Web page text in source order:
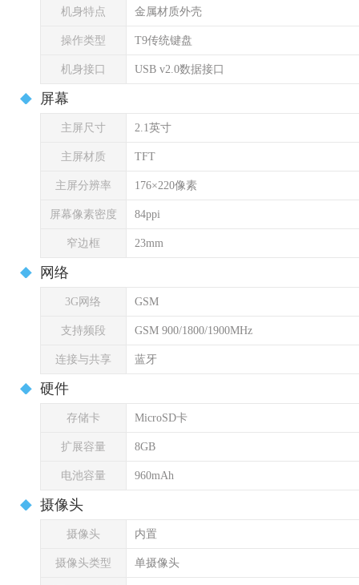
机身特点 金属材质外壳
操作类型 T9传统键盘
机身接口 USB v2.0数据接口
屏幕
主屏尺寸 2.1英寸
主屏材质 TFT
主屏分辨率 176×220像素
屏幕像素密度 84ppi
窄边框 23mm
网络
3G网络 GSM
支持频段 GSM 900/1800/1900MHz
连接与共享 蓝牙
硬件
存储卡 MicroSD卡
扩展容量 8GB
电池容量 960mAh
摄像头
摄像头 内置
摄像头类型 单摄像头